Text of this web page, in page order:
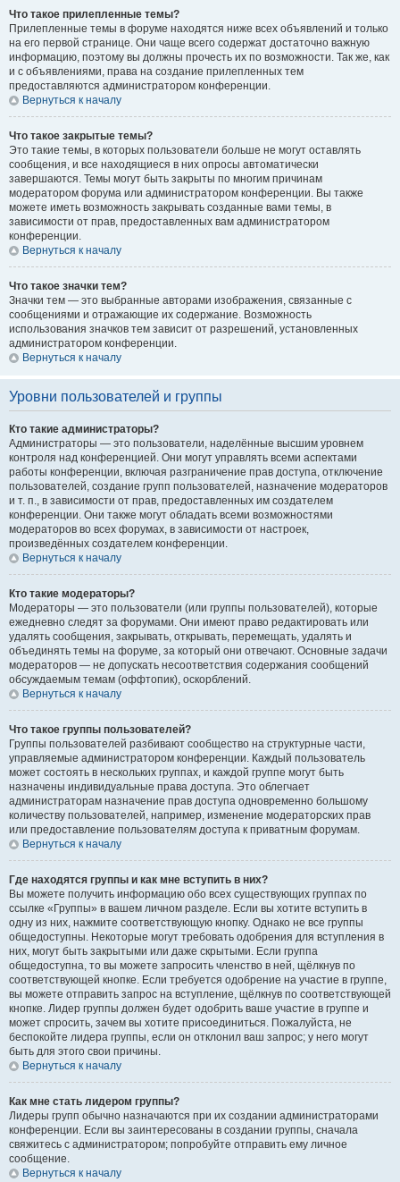
Что такое прилепленные темы?
Прилепленные темы в форуме находятся ниже всех объявлений и только
на его первой странице. Они чаще всего содержат достаточно важную
информацию, поэтому вы должны прочесть их по возможности. Так же, как
и с объявлениями, права на создание прилепленных тем
предоставляются администратором конференции.
Вернуться к началу
Что такое закрытые темы?
Это такие темы, в которых пользователи больше не могут оставлять
сообщения, и все находящиеся в них опросы автоматически
завершаются. Темы могут быть закрыты по многим причинам
модератором форума или администратором конференции. Вы также
можете иметь возможность закрывать созданные вами темы, в
зависимости от прав, предоставленных вам администратором
конференции.
Вернуться к началу
Что такое значки тем?
Значки тем — это выбранные авторами изображения, связанные с
сообщениями и отражающие их содержание. Возможность
использования значков тем зависит от разрешений, установленных
администратором конференции.
Вернуться к началу
Уровни пользователей и группы
Кто такие администраторы?
Администраторы — это пользователи, наделённые высшим уровнем
контроля над конференцией. Они могут управлять всеми аспектами
работы конференции, включая разграничение прав доступа, отключение
пользователей, создание групп пользователей, назначение модераторов
и т. п., в зависимости от прав, предоставленных им создателем
конференции. Они также могут обладать всеми возможностями
модераторов во всех форумах, в зависимости от настроек,
произведённых создателем конференции.
Вернуться к началу
Кто такие модераторы?
Модераторы — это пользователи (или группы пользователей), которые
ежедневно следят за форумами. Они имеют право редактировать или
удалять сообщения, закрывать, открывать, перемещать, удалять и
объединять темы на форуме, за который они отвечают. Основные задачи
модераторов — не допускать несоответствия содержания сообщений
обсуждаемым темам (оффтопик), оскорблений.
Вернуться к началу
Что такое группы пользователей?
Группы пользователей разбивают сообщество на структурные части,
управляемые администратором конференции. Каждый пользователь
может состоять в нескольких группах, и каждой группе могут быть
назначены индивидуальные права доступа. Это облегчает
администраторам назначение прав доступа одновременно большому
количеству пользователей, например, изменение модераторских прав
или предоставление пользователям доступа к приватным форумам.
Вернуться к началу
Где находятся группы и как мне вступить в них?
Вы можете получить информацию обо всех существующих группах по
ссылке «Группы» в вашем личном разделе. Если вы хотите вступить в
одну из них, нажмите соответствующую кнопку. Однако не все группы
общедоступны. Некоторые могут требовать одобрения для вступления в
них, могут быть закрытыми или даже скрытыми. Если группа
общедоступна, то вы можете запросить членство в ней, щёлкнув по
соответствующей кнопке. Если требуется одобрение на участие в группе,
вы можете отправить запрос на вступление, щёлкнув по соответствующей
кнопке. Лидер группы должен будет одобрить ваше участие в группе и
может спросить, зачем вы хотите присоединиться. Пожалуйста, не
беспокойте лидера группы, если он отклонил ваш запрос; у него могут
быть для этого свои причины.
Вернуться к началу
Как мне стать лидером группы?
Лидеры групп обычно назначаются при их создании администраторами
конференции. Если вы заинтересованы в создании группы, сначала
свяжитесь с администратором; попробуйте отправить ему личное
сообщение.
Вернуться к началу